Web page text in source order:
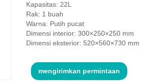
Kapasitas: 22L
Rak: 1 buah
Warna: Putih pucat
Dimensi interior: 300×250×250 mm
Dimensi eksterior: 520×560×730 mm
mengirimkan permintaan